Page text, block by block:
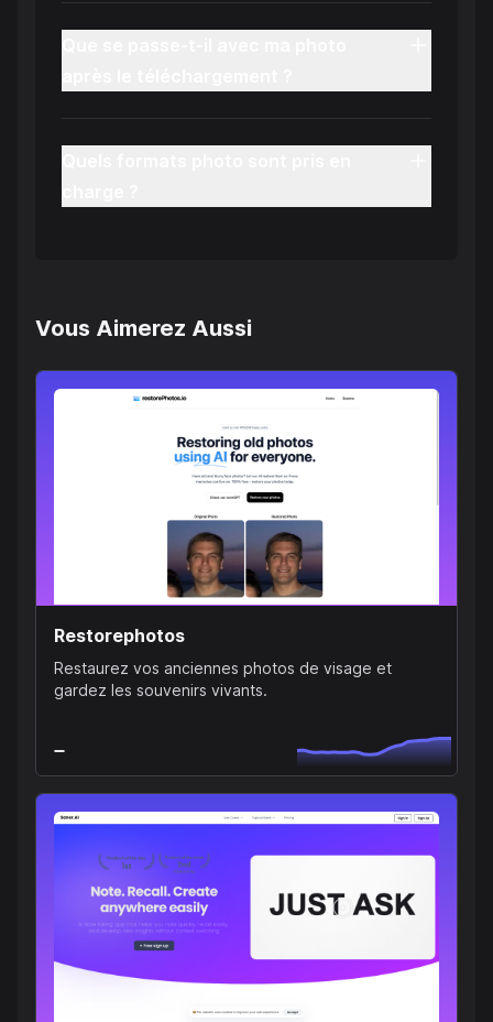
Vous Aimerez Aussi
Restorephotos
Restaurez vos anciennes photos de visage et
gardez les souvenirs vivants.